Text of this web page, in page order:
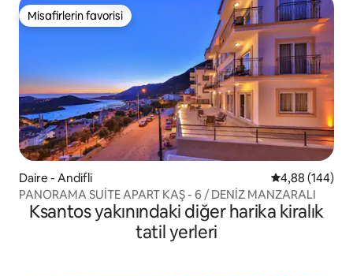
Misafirlerin favorisi
Misafirlerin favorisi
Daire - Andifli 5 üzerinden
4,88 (144)
PANORAMA SUİTE APART KAŞ - 6 / DENİZ MANZARALI
Ksantos yakınındaki diğer harika kiralık
tatil yerleri